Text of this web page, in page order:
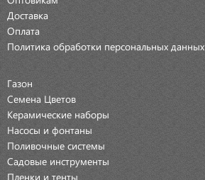
Доставка
Оплата
Политика обработки персональных данных
Газон
Семена Цветов
Керамические наборы
Насосы и фонтаны
Поливочные системы
Садовые инструменты
Пленки и тенты